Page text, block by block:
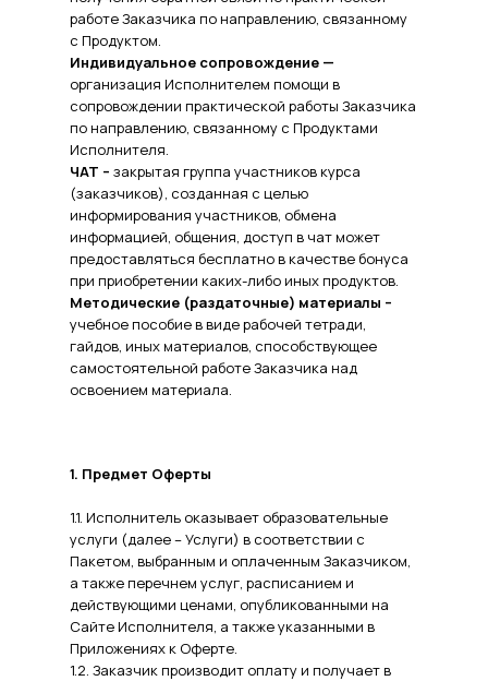
работе Заказчика по направлению, связанному
с Продуктом.
Индивидуальное сопровождение —
организация Исполнителем помощи в
сопровождении практической работы Заказчика
по направлению, связанному с Продуктами
Исполнителя.
ЧАТ – закрытая группа участников курса
(заказчиков), созданная с целью
информирования участников, обмена
информацией, общения, доступ в чат может
предоставляться бесплатно в качестве бонуса
при приобретении каких-либо иных продуктов.
Методические (раздаточные) материалы –
учебное пособие в виде рабочей тетради,
гайдов, иных материалов, способствующее
самостоятельной работе Заказчика над
освоением материала.
1. Предмет Оферты
1.1. Исполнитель оказывает образовательные
услуги (далее – Услуги) в соответствии с
Пакетом, выбранным и оплаченным Заказчиком,
а также перечнем услуг, расписанием и
действующими ценами, опубликованными на
Сайте Исполнителя, а также указанными в
Приложениях к Оферте.
1.2. Заказчик производит оплату и получает в